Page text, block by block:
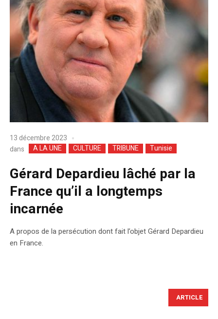
13 décembre 2023
dans
A LA UNE CULTURE TRIBUNE Tunisie
Gérard Depardieu lâché par la
France qu’il a longtemps
incarnée
A propos de la persécution dont fait l’objet Gérard Depardieu
en France.
ARTICLE